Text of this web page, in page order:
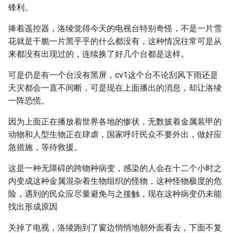
锋利。
捧着遥控器，洛绫觉得今天的电视台特别奇怪，不是一片雪
花就是干脆一片黑乎乎的什么都没有，这种情况往常可是从
来都没有出现过的，连续换了好几个台都是这样。
可是仍是有一个台没有黑屏，cv1这个台不论刮风下雨还是
天灾都会一直不间断，可是现在上面播出的消息，却让洛绫
一阵恐慌。
因为上面正在播放着世界各地的惨状，无数披着金属装甲的
动物和人型生物正在肆虐，国家呼吁民众不要外出，做好应
急措施，等待救援。
这是一种无障碍的跨物种病变，感染的人会在十二个小时之
内变成这种金属混杂着生物组织的怪物，这种怪物极度的危
险，遇到的民众应尽量避免与之接触，现在这种病变仍未能
找出形成原因
关掉了电视，洛绫跑到了窗边悄悄地朝外面看去，下面不复